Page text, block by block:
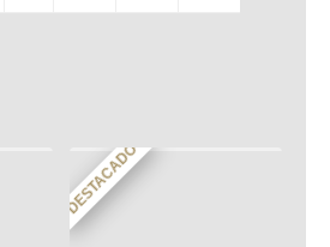
DESTACADO